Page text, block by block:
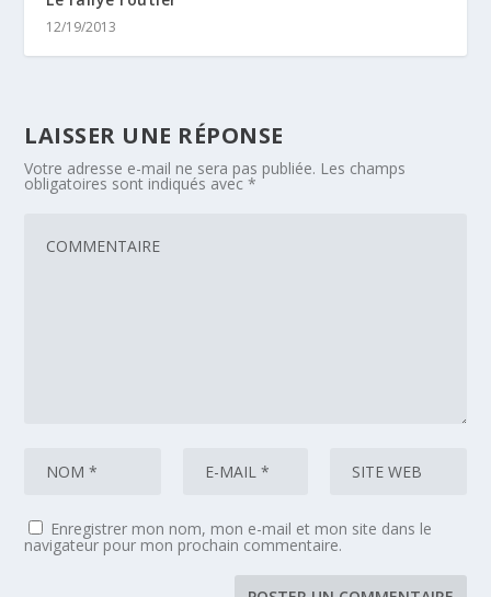
12/19/2013
LAISSER UNE RÉPONSE
Votre adresse e-mail ne sera pas publiée. Les champs
obligatoires sont indiqués avec*
Enregistrer mon nom, mon e-mail et mon site dans le
navigateur pour mon prochain commentaire.